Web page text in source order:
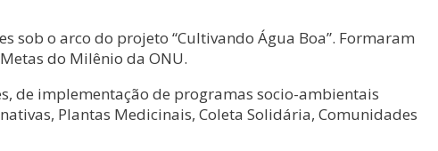
sob o arco do projeto “Cultivando Água Boa”. Formaram
do Milênio da ONU.
de implementação de programas socio-ambientais
Plantas Medicinais, Coleta Solidária, Comunidades